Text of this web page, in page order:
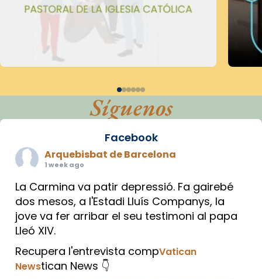
Síguenos
Facebook
Arquebisbat de Barcelona
1 week ago
La Carmina va patir depressió. Fa gairebé
dos mesos, a l'Estadi Lluís Companys, la
jove va fer arribar el seu testimoni al papa
Lleó XIV.
Recupera l'entrevista compVatican
Newstican News 👇